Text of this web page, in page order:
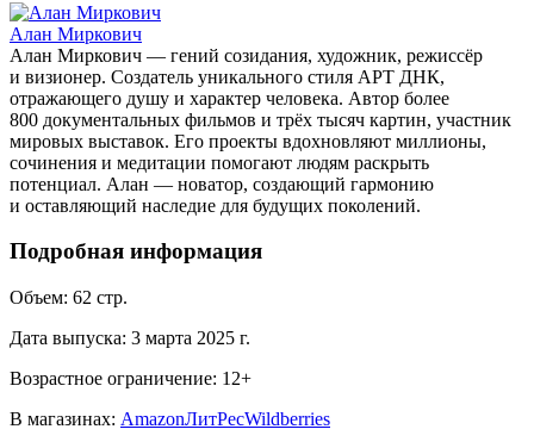
Алан Миркович
Алан Миркович — гений созидания, художник, режиссёр
и визионер. Создатель уникального стиля АРТ ДНК,
отражающего душу и характер человека. Автор более
800 документальных фильмов и трёх тысяч картин, участник
мировых выставок. Его проекты вдохновляют миллионы,
сочинения и медитации помогают людям раскрыть
потенциал. Алан — новатор, создающий гармонию
и оставляющий наследие для будущих поколений.
Подробная информация
Объем: 62 стр.
Дата выпуска: 3 марта 2025 г.
Возрастное ограничение: 12+
В магазинах: AmazonЛитРесWildberries